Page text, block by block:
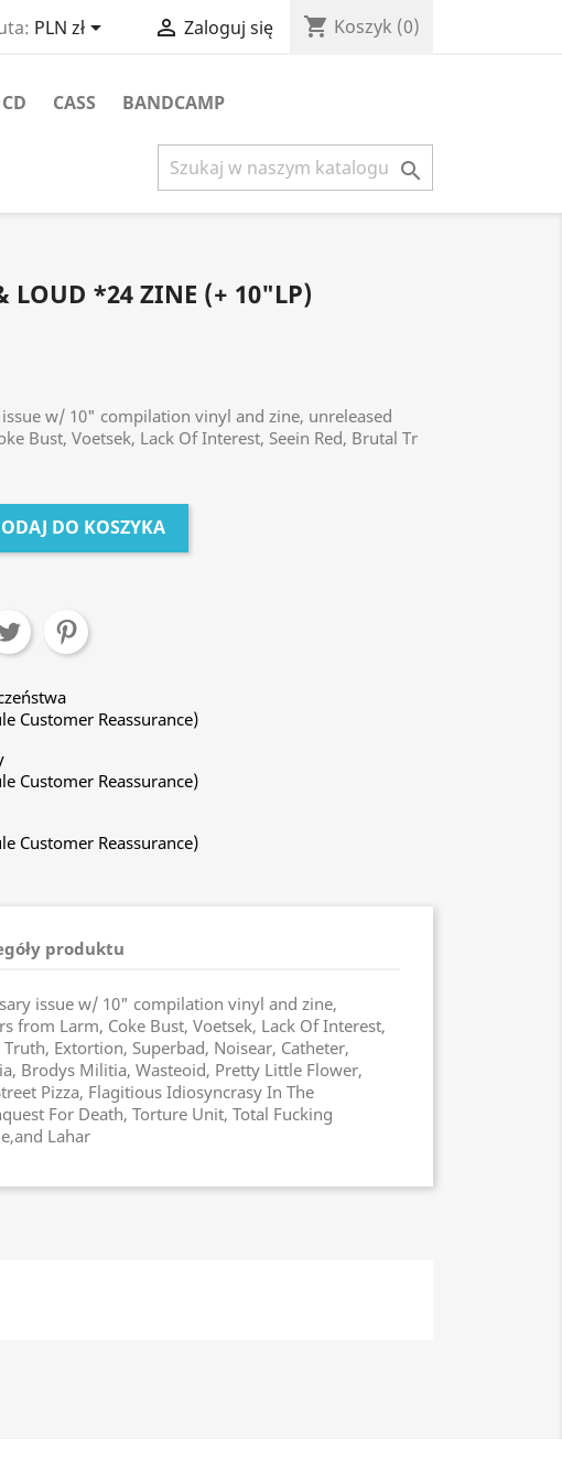
PLN zł  Zaloguj się shopping_cart Koszyk (0)
CD CASS BANDCAMP

LOUD *24 ZINE (+ 10"LP)
w/ 10" compilation vinyl and zine, unreleased
Bust, Voetsek, Lack Of Interest, Seein Red, Brutal Tr
DO KOSZYKA
Customer Reassurance)
Customer Reassurance)
Customer Reassurance)
produktu
issue w/ 10" compilation vinyl and zine,
from Larm, Coke Bust, Voetsek, Lack Of Interest,
Truth, Extortion, Superbad, Noisear, Catheter,
Brodys Militia, Wasteoid, Pretty Little Flower,
Pizza, Flagitious Idiosyncrasy In The
For Death, Torture Unit, Total Fucking
Lahar